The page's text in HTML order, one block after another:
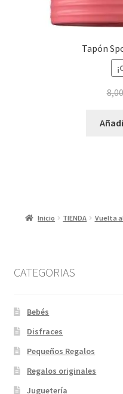
Tapón
Inicio TIENDA Vuelta
CATEGORIAS
Bebés
Disfraces
Pequeños Regalos
Regalos originales
Juguetería